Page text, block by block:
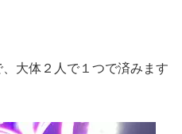
大体２人で１つで済みます